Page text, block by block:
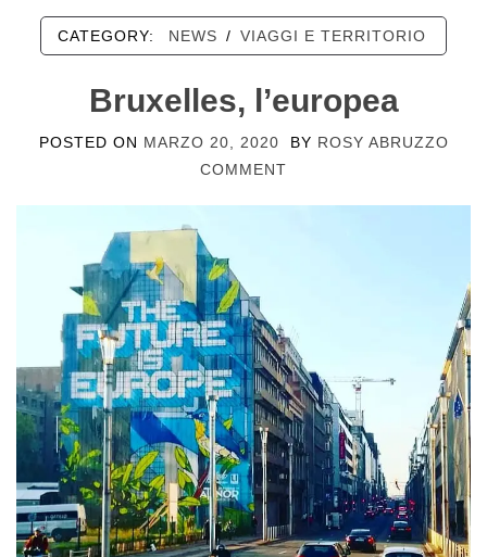
CATEGORY: NEWS / VIAGGI E TERRITORIO
Bruxelles, l’europea
POSTED ON MARZO 20, 2020 BY ROSY ABRUZZO
COMMENT